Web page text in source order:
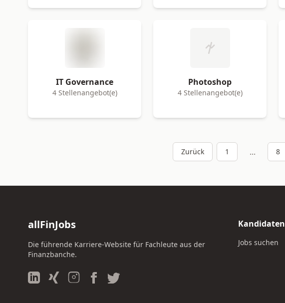
IT Governance
4 Stellenangebot(e)
Photoshop
4 Stellenangebot(e)
Zurück 1 ... 8
allFinJobs
Die führende Karriere-Website für Fachleute aus der
Finanzbanche.
Kandidaten
Jobs suchen